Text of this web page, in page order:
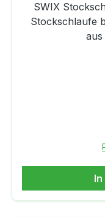
SWIX
Stockschlaufe